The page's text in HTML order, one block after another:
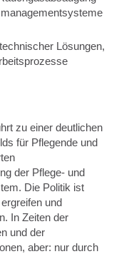
Lösungen,
zu einer deutlichen
für Pflegende und
der Pflege- und
Die Politik ist
und
In Zeiten der
und der
aber: nur durch